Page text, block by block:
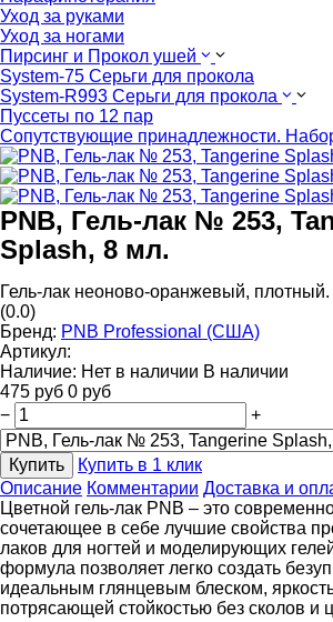
Уход за руками
Уход за ногами
Пирсинг и Прокол ушей
System-75 Серьги для прокола
System-R993 Серьги для прокола
Пуссеты по 12 пар
Cопутствующие принадлежности.
PNB, Гель-лак № 253,
Splash, 8 мл.
Гель-лак неоново-оранжевый, плотный.
(0.0)
Бренд: PNB Professional (США)
Артикул:
Наличие: Нет в наличии В наличии
475 руб 0 руб
−
+
Купить
Купить в 1 клик
Описание Комментарии Доставка и
Цветной гель-лак PNB – это
сочетающее в себе лучшие свойства
лаков для ногтей и моделирующих
формула позволяет легко создать
идеальным глянцевым блеском,
потрясающей стойкостью без сколов и